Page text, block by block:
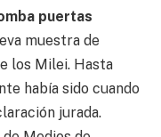
puertas
muestra de
los Milei. Hasta
había sido cuando
jurada.